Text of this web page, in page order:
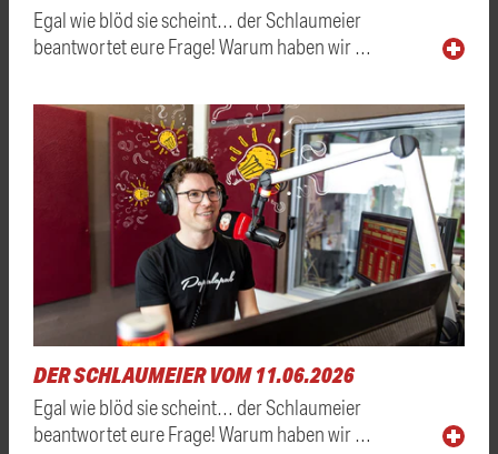
Egal wie blöd sie scheint… der Schlaumeier
beantwortet eure Frage! Warum haben wir …
DER SCHLAUMEIER VOM 11.06.2026
Egal wie blöd sie scheint… der Schlaumeier
beantwortet eure Frage! Warum haben wir …